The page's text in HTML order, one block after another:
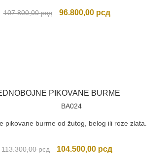
107.800,00рсд
Originalna
96.800,00 рсдTrenutna
PIKOVANE BURME
BA024
pikovane burme od žutog, belog ili roze zlata.
113.300,00рсд
Originalna
104.500,00 рсдTrenutna